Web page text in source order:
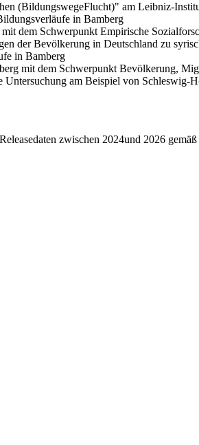
(BildungswegeFlucht)" am Leibniz-
in Bamberg
dem Schwerpunkt Empirische
der Bevölkerung in Deutschland zu
in Bamberg
mit dem Schwerpunkt Bevölkerung,
am Beispiel von Schleswig-
zwischen 2024und 2026